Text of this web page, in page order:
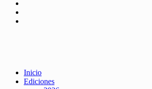
Inicio
Ediciones